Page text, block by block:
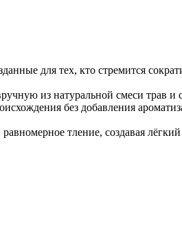
для тех, кто стремится
из натуральной смеси
без добавления
тление, создавая